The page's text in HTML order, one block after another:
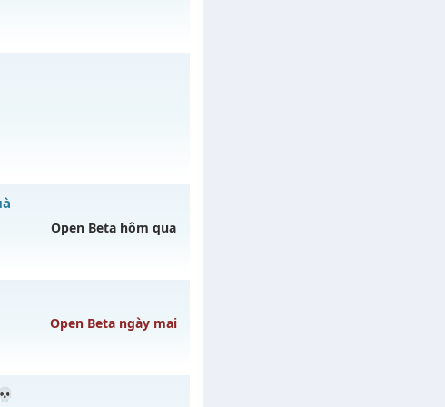
muhoalong vào 08h
Open Beta hôm qua
vào 22h ngày
Open Beta ngày mai